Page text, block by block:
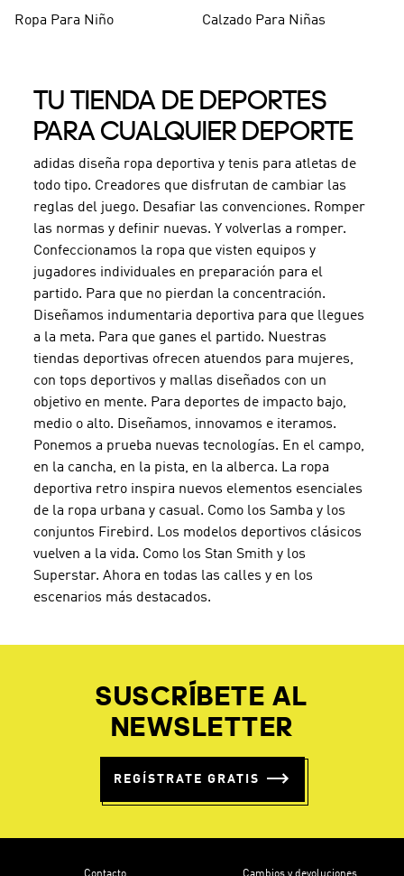
Ropa Para Niño Calzado Para Niñas
TU TIENDA DE DEPORTES
PARA CUALQUIER DEPORTE
adidas diseña ropa deportiva y tenis para atletas de
todo tipo. Creadores que disfrutan de cambiar las
reglas del juego. Desafiar las convenciones. Romper
las normas y definir nuevas. Y volverlas a romper.
Confeccionamos la ropa que visten equipos y
jugadores individuales en preparación para el
partido. Para que no pierdan la concentración.
Diseñamos indumentaria deportiva para que llegues
a la meta. Para que ganes el partido. Nuestras
tiendas deportivas ofrecen atuendos para mujeres,
con tops deportivos y mallas diseñados con un
objetivo en mente. Para deportes de impacto bajo,
medio o alto. Diseñamos, innovamos e iteramos.
Ponemos a prueba nuevas tecnologías. En el campo,
en la cancha, en la pista, en la alberca. La ropa
deportiva retro inspira nuevos elementos esenciales
de la ropa urbana y casual. Como los Samba y los
conjuntos Firebird. Los modelos deportivos clásicos
vuelven a la vida. Como los Stan Smith y los
Superstar. Ahora en todas las calles y en los
escenarios más destacados.
SUSCRÍBETE AL
NEWSLETTER
REGÍSTRATE GRATIS